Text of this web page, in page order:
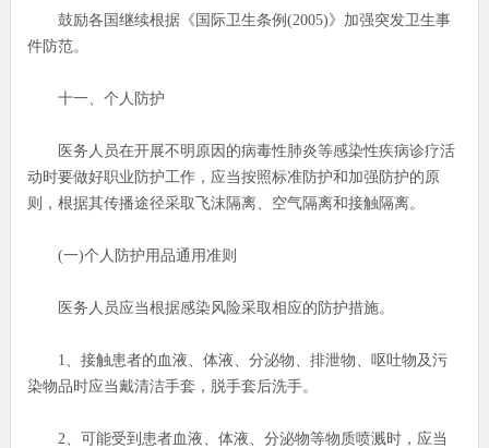
鼓励各国继续根据《国际卫生条例(2005)》加强突发卫生事
件防范。
十一、个人防护
医务人员在开展不明原因的病毒性肺炎等感染性疾病诊疗活
动时要做好职业防护工作，应当按照标准防护和加强防护的原
则，根据其传播途径采取飞沫隔离、空气隔离和接触隔离。
(一)个人防护用品通用准则
医务人员应当根据感染风险采取相应的防护措施。
1、接触患者的血液、体液、分泌物、排泄物、呕吐物及污
染物品时应当戴清洁手套，脱手套后洗手。
2、可能受到患者血液、体液、分泌物等物质喷溅时，应当